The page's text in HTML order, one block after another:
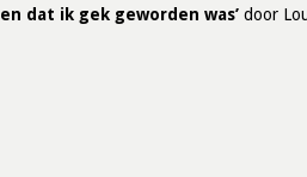
dat ik gek geworden was’ door